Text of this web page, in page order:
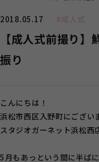
2018.05.17 #成人式
【成人式前撮り
振り
こんにちは！
浜松市西区入野町にござい
スタジオガーネット浜松
5月もあっという間に半ば